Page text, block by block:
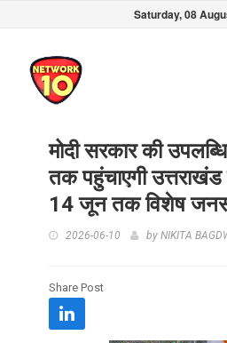
Saturday, 08
मोदी सरकार की
तक पहुंचाएगी
14 जून तक विशेष
2026-06-10 by NIKITA
Share Post